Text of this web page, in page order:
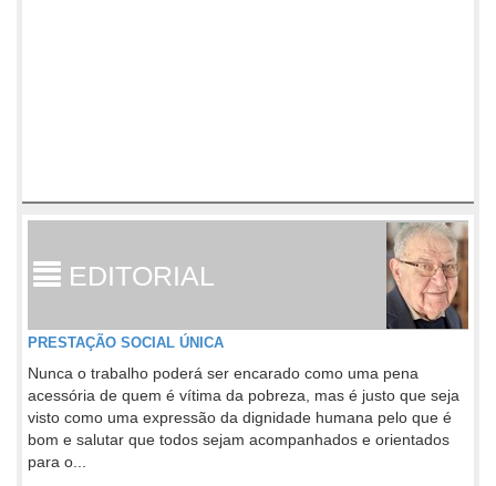
EDITORIAL
PRESTAÇÃO SOCIAL ÚNICA
Nunca o trabalho poderá ser encarado como uma pena
acessória de quem é vítima da pobreza, mas é justo que seja
visto como uma expressão da dignidade humana pelo que é
bom e salutar que todos sejam acompanhados e orientados
para o...